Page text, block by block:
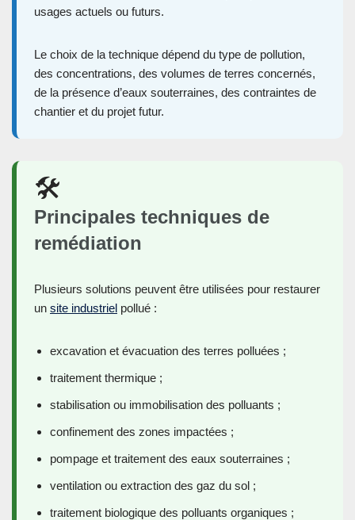
usages actuels ou futurs.
Le choix de la technique dépend du type de pollution,
des concentrations, des volumes de terres concernés,
de la présence d’eaux souterraines, des contraintes de
chantier et du projet futur.
🛠️
Principales techniques de
remédiation
Plusieurs solutions peuvent être utilisées pour restaurer
un site industriel pollué :
excavation et évacuation des terres polluées ;
traitement thermique ;
stabilisation ou immobilisation des polluants ;
confinement des zones impactées ;
pompage et traitement des eaux souterraines ;
ventilation ou extraction des gaz du sol ;
traitement biologique des polluants organiques ;